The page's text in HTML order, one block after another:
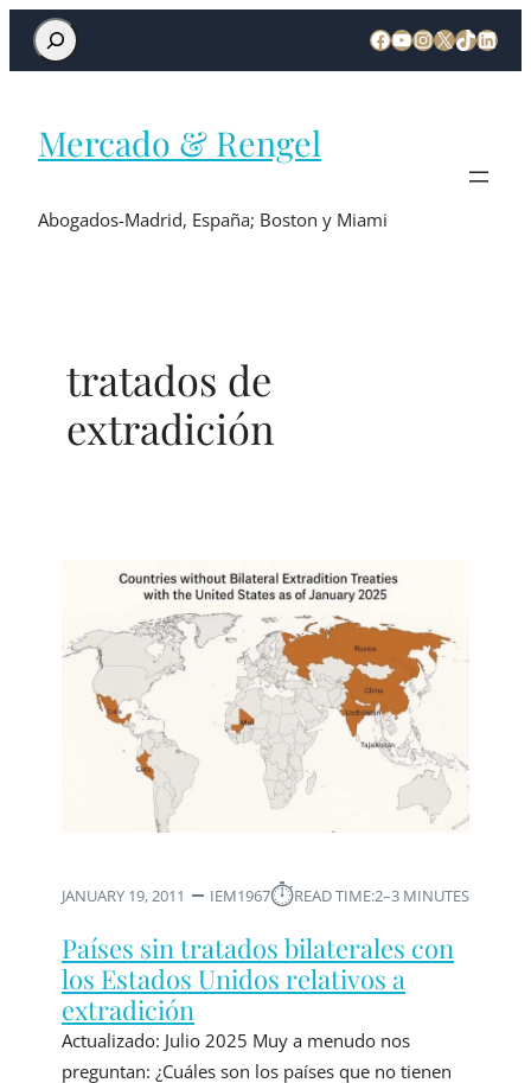
Mercado & Rengel
Abogados-Madrid, España; Boston y Miami
tratados de
extradición
JANUARY 19, 2011 IEM1967⏱︎READ TIME:2–3 MINUTES
Países sin tratados bilaterales con
los Estados Unidos relativos a
extradición
Actualizado: Julio 2025 Muy a menudo nos
preguntan: ¿Cuáles son los países que no tienen